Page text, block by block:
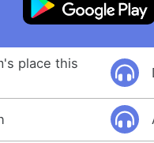
place this